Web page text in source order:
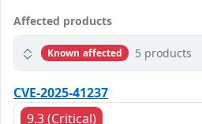
Affected products
Known affected 5 products
CVE-2025-41237
9.3 (Critical)